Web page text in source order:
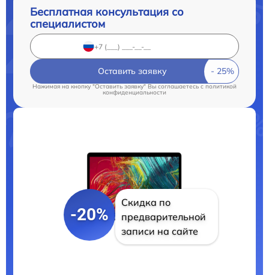
Бесплатная консультация со
специалистом
Оставить заявку
Нажимая на кнопку "Оставить заявку" Вы соглашаетесь cполитикой
конфиденциальности
-20%
Скидка по
предварительной
записи на сайте